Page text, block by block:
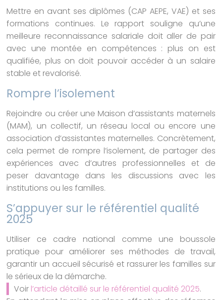
Mettre en avant ses diplômes (CAP AEPE, VAE) et ses
formations continues. Le rapport souligne qu’une
meilleure reconnaissance salariale doit aller de pair
avec une montée en compétences : plus on est
qualifiée, plus on doit pouvoir accéder à un salaire
stable et revalorisé.
Rompre l’isolement
Rejoindre ou créer une Maison d’assistants maternels
(MAM), un collectif, un réseau local ou encore une
association d’assistantes maternelles. Concrètement,
cela permet de rompre l’isolement, de partager des
expériences avec d’autres professionnelles et de
peser davantage dans les discussions avec les
institutions ou les familles.
S’appuyer sur le référentiel qualité
2025
Utiliser ce cadre national comme une boussole
pratique pour améliorer ses méthodes de travail,
garantir un accueil sécurisé et rassurer les familles sur
le sérieux de la démarche.
Voir l’article détaillé sur le référentiel qualité 2025.